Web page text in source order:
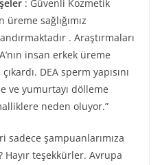
: Güvenli Kozmetik
sağlığımız
. Araştırmaları
insan erkek üreme
DEA sperm yapısını
ve yumurtayı dölleme
neden oluyor.”
sadece şampuanlarımıza
teşekkürler. Avrupa